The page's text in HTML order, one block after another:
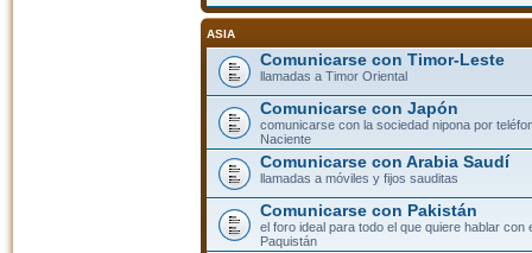
ASIA
Comunicarse con Timor-Leste
llamadas a Timor Oriental
Comunicarse con Japón
comunicarse con la sociedad nipona por
Naciente
Comunicarse con Arabia Saudí
llamadas a móviles y fijos sauditas
Comunicarse con Pakistán
el foro ideal para todo el que quiere hablar con
Paquistán